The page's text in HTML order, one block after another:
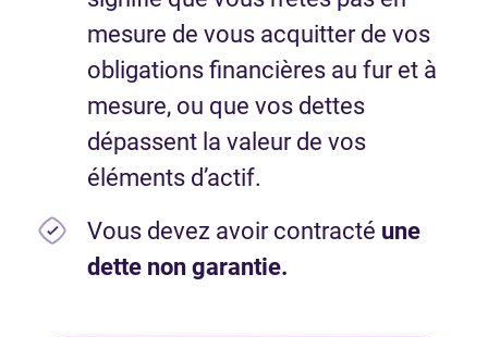
mesure de vous acquitter de vos
obligations financières au fur et à
mesure, ou que vos dettes
dépassent la valeur de vos
éléments d’actif.
Vous devez avoir contracté une
dette non garantie.